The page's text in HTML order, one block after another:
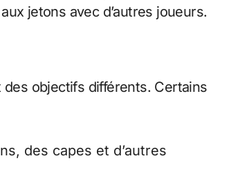
jetons avec d’autres joueurs.
objectifs différents. Certains
des capes et d’autres